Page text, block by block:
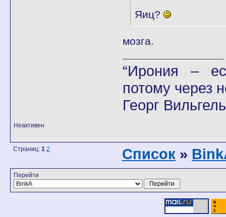
Яиц?
мозга.
“Ирония –
потому через
Георг
Неактивен
Страниц: 1 2 Список »
Перейти